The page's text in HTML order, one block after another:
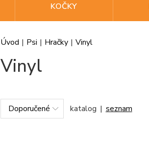
KOČKY
Úvod | Psi | Hračky | Vinyl
Vinyl
katalog | seznam